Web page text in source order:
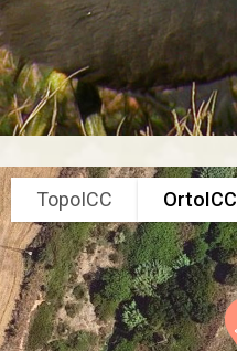
TopoICC OrtoICC